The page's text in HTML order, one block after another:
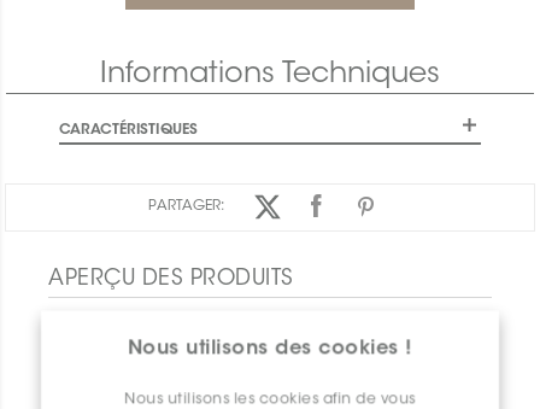
Nous utilisons des cookies !
Nous utilisons les cookies afin de vous
Informations Techniques
CARACTÉRISTIQUES
PARTAGER:
APERÇU DES PRODUITS